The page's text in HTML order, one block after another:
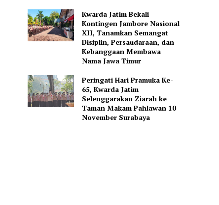
Kwarda Jatim Bekali
Kontingen Jambore Nasional
XII, Tanamkan Semangat
Disiplin, Persaudaraan, dan
Kebanggaan Membawa
Nama Jawa Timur
Peringati Hari Pramuka Ke-
65, Kwarda Jatim
Selenggarakan Ziarah ke
Taman Makam Pahlawan 10
November Surabaya